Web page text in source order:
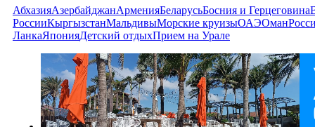
АбхазияАзербайджанАрменияБеларусьБосния и Герцеговина
РоссииКыргызстанМальдивыМорские круизыОАЭОман
ЛанкаЯпонияДетский отдыхПрием на Урале